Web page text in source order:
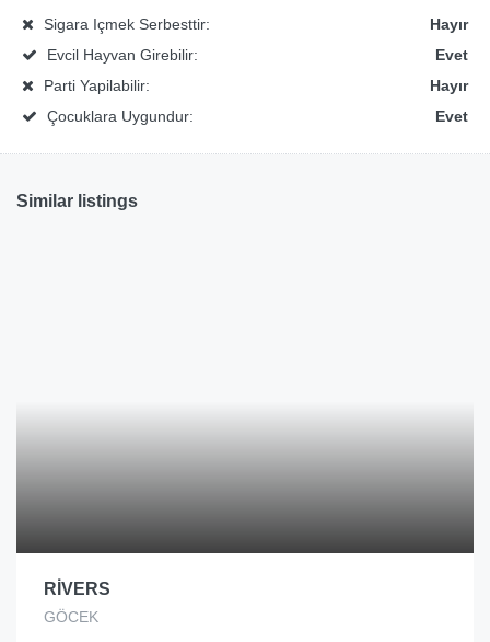
Sigara Içmek Serbesttir:
Hayır
Evcil Hayvan Girebilir:
Evet
Parti Yapilabilir:
Hayır
Çocuklara Uygundur:
Evet
Similar listings
RİVERS
GÖCEK